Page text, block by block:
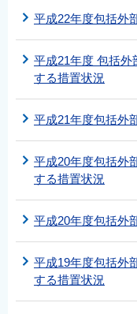
平成22年度包括外
平成21年度 包括
する措置状況
平成21年度包括外
平成20年度包括外
する措置状況
平成20年度包括外
平成19年度包括外
する措置状況